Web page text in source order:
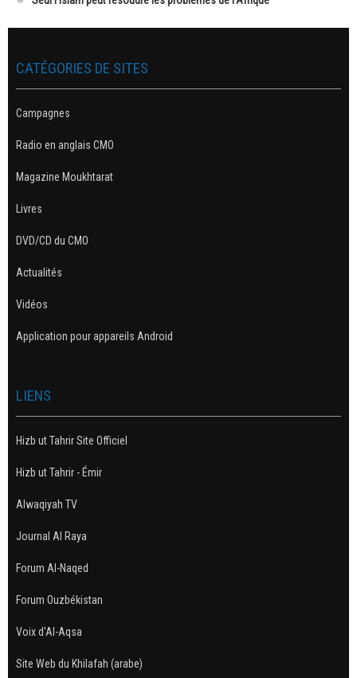
CATÉGORIES DE SITES
Campagnes
Radio en anglais CMO
Magazine Moukhtarat
Livres
DVD/CD du CMO
Actualités
Vidéos
Application pour appareils Android
LIENS
Hizb ut Tahrir Site Officiel
Hizb ut Tahrir - Émir
Alwaqiyah TV
Journal Al Raya
Forum Al-Naqed
Forum Ouzbékistan
Voix d'Al-Aqsa
Site Web du Khilafah (arabe)